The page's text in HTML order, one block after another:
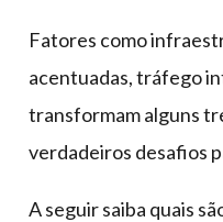
lonas
multiúso
Fatores como
acentuadas, tráfego
transformam alguns
verdadeiros desafios
A seguir saiba quais